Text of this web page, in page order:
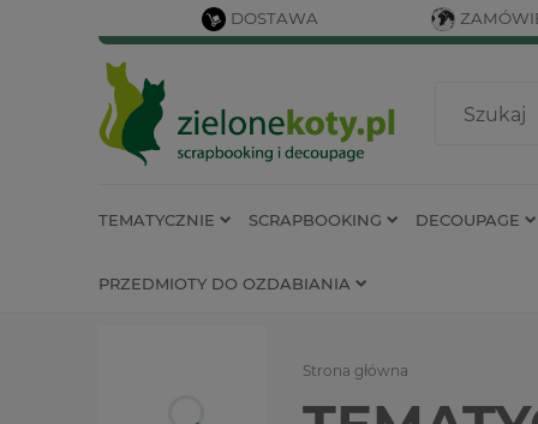
DOSTAWA
TEMATYCZNIE SCRAPBOOKING DECOUPAGE
PRZEDMIOTY DO OZDABIANIA
Strona główna